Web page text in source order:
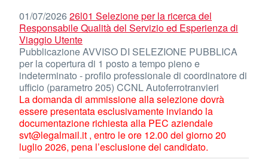
navigation
01/07/202626l01 Selezione per la ricerca del
Responsabile Qualità del Servizio ed Esperienza di
Viaggio Utente
Pubblicazione AVVISO DI SELEZIONE PUBBLICA
per la copertura di 1 posto a tempo pieno e
indeterminato - profilo professionale di coordinatore di
ufficio (parametro 205) CCNL Autoferrotranvieri
La domanda di ammissione alla selezione dovrà
essere presentata esclusivamente inviando la
documentazione richiesta alla PEC aziendale
svt@legalmail.it , entro le ore 12.00 del giorno 20
luglio 2026, pena l’esclusione del candidato.